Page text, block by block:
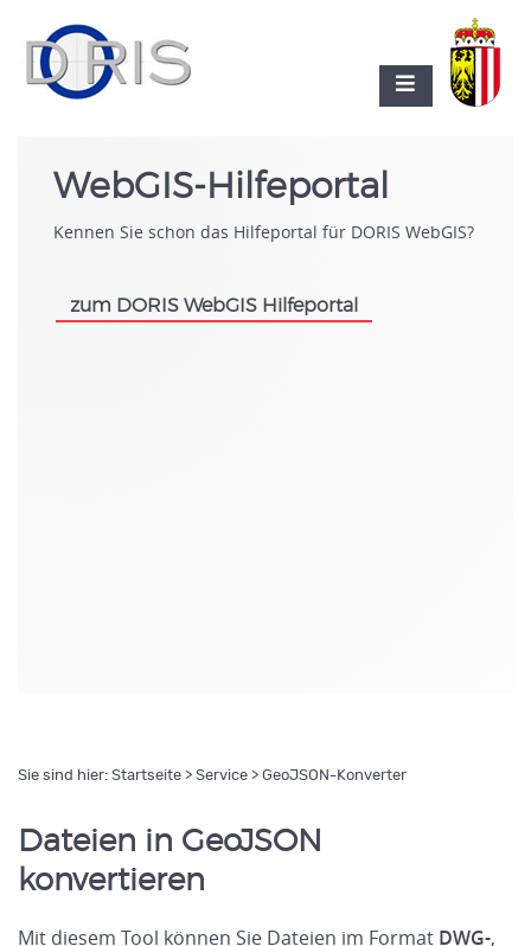
WebGIS-Hilfeportal
Kennen Sie schon das Hilfeportal für DORIS WebGIS?
zum DORIS WebGIS Hilfeportal
Sie sind hier: Startseite > Service > GeoJSON-Konverter
Dateien in GeoJSON
konvertieren
Mit diesem Tool können Sie Dateien im Format DWG-,